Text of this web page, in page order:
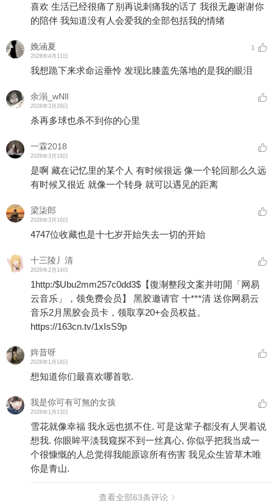
喜欢 生活已经很痛了别再说刺痛我的话了 我很无趣谢谢你
的陪伴 我知道没有人会爱我的全部包括我的情绪
娩涵夏
2026年4月11日
1
我想跪下来求命运垂怜 发现比膝盖先落地的是我的眼泪
余溺_wNlI
2026年3月29日
杀再多球也杀不到你的心里
一霖2018
2026年3月18日
是啊 藏在记忆里的某个人 有时候很远 像一个轮回那么久远
有时候又很近 就像一个转身 就可以遇见的距离
梁柒郎
2026年3月16日
4747位收藏也是十七岁开始失去一切的开始
十三陵丿清
2026年2月14日
1http:/$Ubu2mm257c0dd3$【復淛整段文案并咑閞「网易
云音乐」，领免费会员】 黑胶邀请官 十***清 送你网易云
音乐2月黑胶会员卡，领取享20+会员权益。
https://163cn.tv/1xIsS9p
姩昔呀
2026年1月18日
想知道你们最喜欢哪首歌.
我是你可有可無的女孩
2026年1月13日
雪花就像幸福 我永远也抓不住. 可是这辈子都没有人哭着说
想我. 你眼眸平淡我窥探不到一丝真心, 你似乎把我当成一
个很慷慨的人总觉得我能原谅所有伤害 我见众生皆草木唯
你是青山.
查看全部63条评论